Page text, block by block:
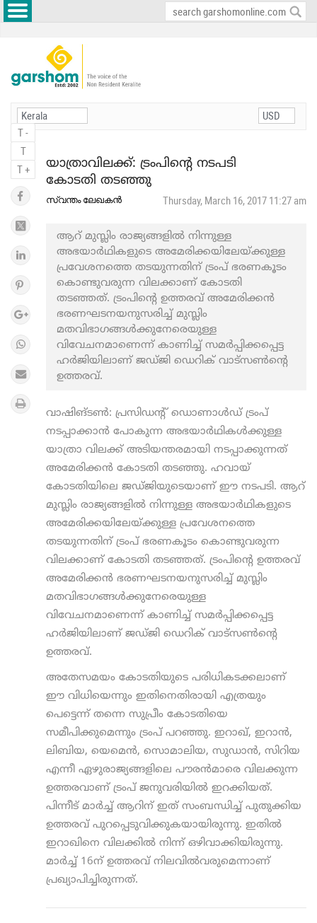
T -
T
T +
യാത്രാവിലക്ക്: ട്രംപിന്റെ നടപടി
കോടതി തടഞ്ഞു
സ്വന്തം ലേഖകന്‍ Thursday, March 16, 2017 11:27 am
ആറ് മുസ്ലിം രാജ്യങ്ങളില്‍ നിന്നുള്ള
അഭയാര്‍ഥികളുടെ അമേരിക്കയിലേയ്ക്കുള്ള
പ്രവേശനത്തെ തടയുന്നതിന് ട്രംപ് ഭരണകൂടം
കൊണ്ടുവരുന്ന വിലക്കാണ് കോടതി
തടഞ്ഞത്. ട്രംപിന്റെ ഉത്തരവ് അമേരിക്കന്‍
ഭരണഘടനയനുസരിച്ച് മുസ്ലിം
മതവിഭാഗങ്ങള്‍ക്കുനേരെയുള്ള
വിവേചനമാണെന്ന് കാണിച്ച് സമര്‍പ്പിക്കപ്പെട്ട
ഹര്‍ജിയിലാണ് ജഡ്ജി ഡെറിക് വാട്‌സണ്‍ന്റെ
ഉത്തരവ്.
വാഷിങ്ടണ്‍: പ്രസിഡന്റ് ഡൊണാള്‍ഡ് ട്രംപ്
നടപ്പാക്കാന്‍ പോകുന്ന അഭയാര്‍ഥികള്‍ക്കുള്ള
യാത്രാ വിലക്ക് അടിയന്തരമായി നടപ്പാക്കുന്നത്
അമേരിക്കന്‍ കോടതി തടഞ്ഞു. ഹവായ്
കോടതിയിലെ ജഡ്ജിയുടെയാണ് ഈ നടപടി. ആറ്
മുസ്ലിം രാജ്യങ്ങളില്‍ നിന്നുള്ള അഭയാര്‍ഥികളുടെ
അമേരിക്കയിലേയ്ക്കുള്ള പ്രവേശനത്തെ
തടയുന്നതിന് ട്രംപ് ഭരണകൂടം കൊണ്ടുവരുന്ന
വിലക്കാണ് കോടതി തടഞ്ഞത്. ട്രംപിന്റെ ഉത്തരവ്
അമേരിക്കന്‍ ഭരണഘടനയനുസരിച്ച് മുസ്ലിം
മതവിഭാഗങ്ങള്‍ക്കുനേരെയുള്ള
വിവേചനമാണെന്ന് കാണിച്ച് സമര്‍പ്പിക്കപ്പെട്ട
ഹര്‍ജിയിലാണ് ജഡ്ജി ഡെറിക് വാട്‌സണ്‍ന്റെ
ഉത്തരവ്.
അതേസമയം കോടതിയുടെ പരിധികടക്കലാണ്
ഈ വിധിയെന്നും ഇതിനെതിരായി എത്രയും
പെട്ടെന്ന് തന്നെ സുപ്രീം കോടതിയെ
സമീപിക്കുമെന്നും ട്രംപ് പറഞ്ഞു. ഇറാഖ്, ഇറാന്‍,
ലിബിയ, യെമെന്‍, സൊമാലിയ, സുഡാന്‍, സിറിയ
എന്നീ ഏഴുരാജ്യങ്ങളിലെ പൗരന്‍മാരെ വിലക്കുന്ന
ഉത്തരവാണ് ട്രംപ് ജനുവരിയില്‍ ഇറക്കിയത്.
പിന്നീട് മാര്‍ച്ച് ആറിന് ഇത് സംബന്ധിച്ച് പുതുക്കിയ
ഉത്തരവ് പുറപ്പെടുവിക്കുകയായിരുന്നു. ഇതില്‍
ഇറാഖിനെ വിലക്കില്‍ നിന്ന് ഒഴിവാക്കിയിരുന്നു.
മാര്‍ച്ച് 16ന് ഉത്തരവ് നിലവില്‍വരുമെന്നാണ്
പ്രഖ്യാപിച്ചിരുന്നത്.